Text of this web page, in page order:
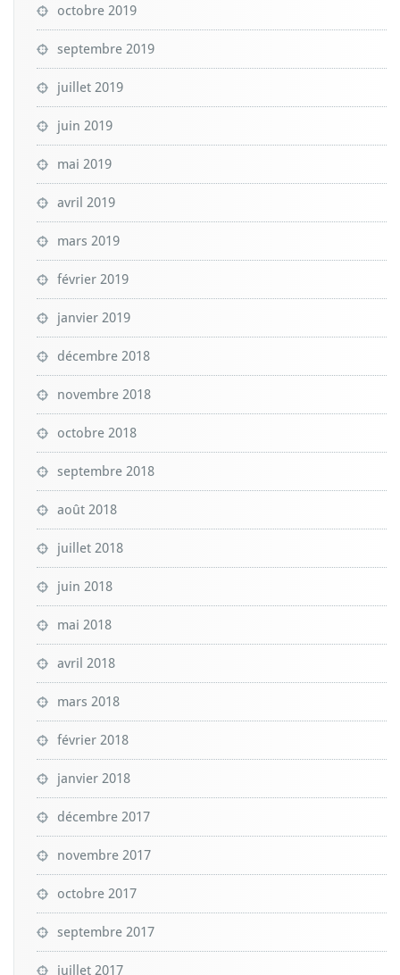
octobre 2019
septembre 2019
juillet 2019
juin 2019
mai 2019
avril 2019
mars 2019
février 2019
janvier 2019
décembre 2018
novembre 2018
octobre 2018
septembre 2018
août 2018
juillet 2018
juin 2018
mai 2018
avril 2018
mars 2018
février 2018
janvier 2018
décembre 2017
novembre 2017
octobre 2017
septembre 2017
juillet 2017